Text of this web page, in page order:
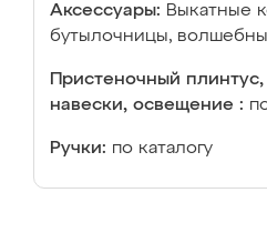
Аксессуары: Выкатные
бутылочницы,
Пристеночный
навески, освещение :
Ручки: по каталогу